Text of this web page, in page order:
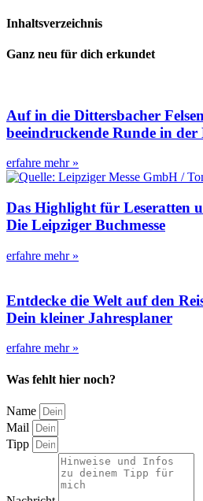
Inhaltsverzeichnis
Ganz neu für dich erkundet
Auf in die Dittersbacher
beeindruckende Runde in der
erfahre mehr »
Das Highlight für Leseratten
Die Leipziger Buchmesse
erfahre mehr »
Entdecke die Welt auf den
Dein kleiner Jahresplaner
erfahre mehr »
Was fehlt hier noch?
Name
Mail
Tipp